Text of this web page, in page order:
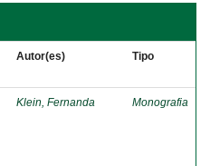
Autor(es) Tipo
Klein, Fernanda Monografia